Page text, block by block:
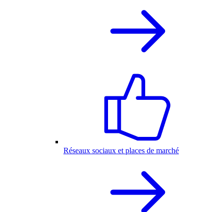
Réseaux sociaux et places de marché